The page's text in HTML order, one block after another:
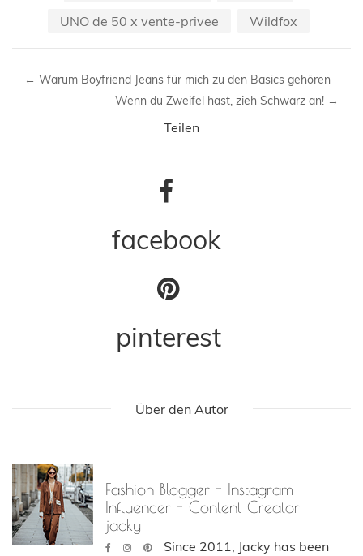
UNO de 50 x vente-privee
Wildfox
← Warum Boyfriend Jeans für mich zu den Basics gehören
Wenn du Zweifel hast, zieh Schwarz an! →
Teilen
facebook
pinterest
Über den Autor
Fashion Blogger - Instagram
Influencer - Content Creator
jacky
Since 2011, Jacky has been